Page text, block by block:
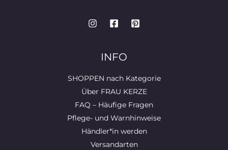
INFO
SHOPPEN nach Kategorie
Über FRAU KERZE
FAQ – Häufige Fragen
Pflege- und Warnhinweise
Händler*in werden
Versandarten